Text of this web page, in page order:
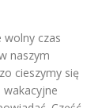
wolny czas
naszym
cieszymy się